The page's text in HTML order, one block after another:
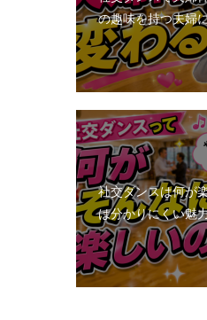
の趣味を持つ夫婦
社交ダンスは何が
は分かりにくい魅